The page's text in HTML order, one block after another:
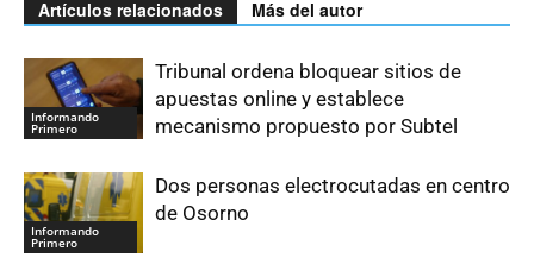
Artículos relacionados Más del autor
Informando
Primero
Tribunal ordena bloquear sitios de
apuestas online y establece
mecanismo propuesto por Subtel
Informando
Primero
Dos personas electrocutadas en centro
de Osorno